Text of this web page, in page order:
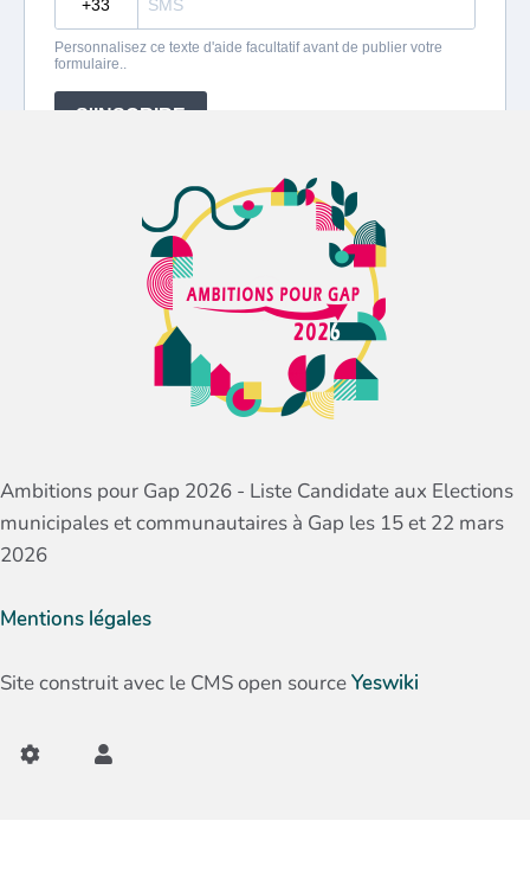
Ambitions pour Gap 2026 - Liste Candidate aux Elections
municipales et communautaires à Gap les 15 et 22 mars
2026
Mentions légales
Site construit avec le CMS open sourceYeswiki